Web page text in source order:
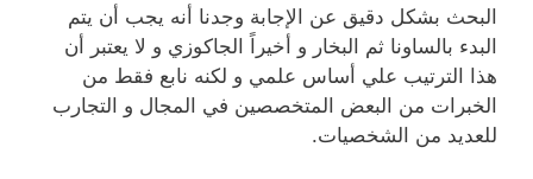
البحث بشكل دقيق عن الإجابة وجدنا أنه يجب أن يتم
البدء بالساونا ثم البخار و أخيراً الجاكوزي و لا يعتبر أن
هذا الترتيب علي أساس علمي و لكنه نابع فقط من
الخبرات من البعض المتخصصين في المجال و التجارب
للعديد من الشخصيات.